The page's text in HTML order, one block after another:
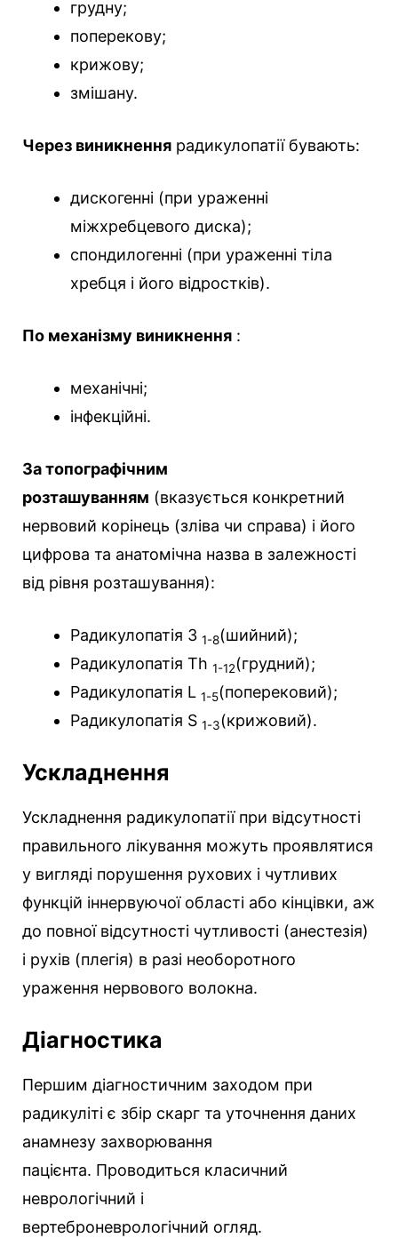
грудну;
поперекову;
крижову;
змішану.
Через виникнення радикулопатії бувають:
дискогенні (при ураженні
міжхребцевого диска);
спондилогенні (при ураженні тіла
хребця і його відростків).
По механізму виникнення :
механічні;
інфекційні.
За топографічним
розташуванням (вказується конкретний
нервовий корінець (зліва чи справа) і його
цифрова та анатомічна назва в залежності
від рівня розташування):
Радикулопатія З 1-8(шийний);
Радикулопатія Th 1-12(грудний);
Радикулопатія L 1-5(поперековий);
Радикулопатія S 1-3(крижовий).
Ускладнення
Ускладнення радикулопатії при відсутності
правильного лікування можуть проявлятися
у вигляді порушення рухових і чутливих
функцій іннервуючої області або кінцівки, аж
до повної відсутності чутливості (анестезія)
і рухів (плегія) в разі необоротного
ураження нервового волокна.
Діагностика
Першим діагностичним заходом при
радикуліті є збір скарг та уточнення даних
анамнезу захворювання
пацієнта. Проводиться класичний
неврологічний і
вертеброневрологічний огляд.